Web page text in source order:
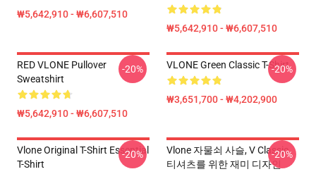
₩5,642,910 - ₩6,607,510
₩5,642,910 - ₩6,607,510
RED VLONE Pullover
Sweatshirt
₩5,642,910 - ₩6,607,510
-20% VLONE Green Classic T-Shirt
₩3,651,700 - ₩4,202,900
-20%
Vlone Original T-Shirt Essential
T-Shirt
-20%
Vlone 자물쇠 사슬, V Classic
티셔츠를 위한 재미 디자인
-20%